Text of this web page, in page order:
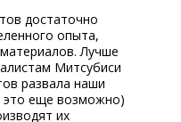
достаточно
опыта,
Лучше
Митсубиси
развала наши
это еще возможно)
их